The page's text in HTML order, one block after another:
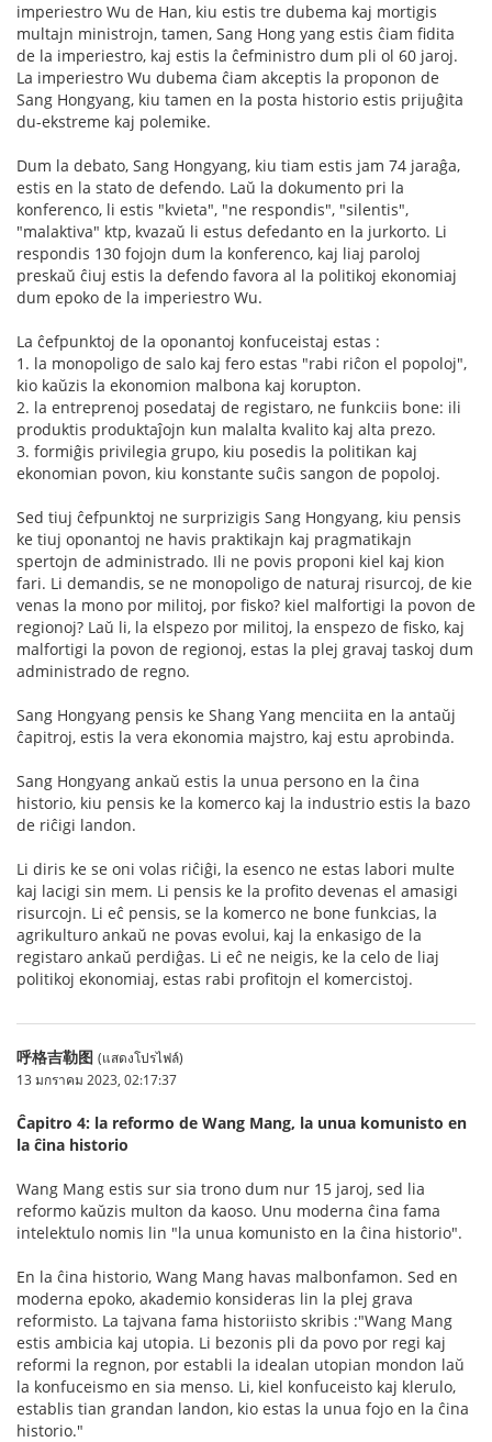
imperiestro Wu de Han, kiu estis tre dubema kaj mortigis
multajn ministrojn, tamen, Sang Hong yang estis ĉiam fidita
de la imperiestro, kaj estis la ĉefministro dum pli ol 60 jaroj.
La imperiestro Wu dubema ĉiam akceptis la proponon de
Sang Hongyang, kiu tamen en la posta historio estis prijuĝita
du-ekstreme kaj polemike.
Dum la debato, Sang Hongyang, kiu tiam estis jam 74 jaraĝa,
estis en la stato de defendo. Laŭ la dokumento pri la
konferenco, li estis "kvieta", "ne respondis", "silentis",
"malaktiva" ktp, kvazaŭ li estus defedanto en la jurkorto. Li
respondis 130 fojojn dum la konferenco, kaj liaj paroloj
preskaŭ ĉiuj estis la defendo favora al la politikoj ekonomiaj
dum epoko de la imperiestro Wu.
La ĉefpunktoj de la oponantoj konfuceistaj estas :
1. la monopoligo de salo kaj fero estas "rabi riĉon el popoloj",
kio kaŭzis la ekonomion malbona kaj korupton.
2. la entreprenoj posedataj de registaro, ne funkciis bone: ili
produktis produktaĵojn kun malalta kvalito kaj alta prezo.
3. formiĝis privilegia grupo, kiu posedis la politikan kaj
ekonomian povon, kiu konstante suĉis sangon de popoloj.
Sed tiuj ĉefpunktoj ne surprizigis Sang Hongyang, kiu pensis
ke tiuj oponantoj ne havis praktikajn kaj pragmatikajn
spertojn de administrado. Ili ne povis proponi kiel kaj kion
fari. Li demandis, se ne monopoligo de naturaj risurcoj, de kie
venas la mono por militoj, por fisko? kiel malfortigi la povon de
regionoj? Laŭ li, la elspezo por militoj, la enspezo de fisko, kaj
malfortigi la povon de regionoj, estas la plej gravaj taskoj dum
administrado de regno.
Sang Hongyang pensis ke Shang Yang menciita en la antaŭj
ĉapitroj, estis la vera ekonomia majstro, kaj estu aprobinda.
Sang Hongyang ankaŭ estis la unua persono en la ĉina
historio, kiu pensis ke la komerco kaj la industrio estis la bazo
de riĉigi landon.
Li diris ke se oni volas riĉiĝi, la esenco ne estas labori multe
kaj lacigi sin mem. Li pensis ke la profito devenas el amasigi
risurcojn. Li eĉ pensis, se la komerco ne bone funkcias, la
agrikulturo ankaŭ ne povas evolui, kaj la enkasigo de la
registaro ankaŭ perdiĝas. Li eĉ ne neigis, ke la celo de liaj
politikoj ekonomiaj, estas rabi profitojn el komercistoj.
呼格吉勒图 (แสดงโปรไฟล์)
13 มกราคม 2023, 02:17:37
Ĉapitro 4: la reformo de Wang Mang, la unua komunisto en
la ĉina historio
Wang Mang estis sur sia trono dum nur 15 jaroj, sed lia
reformo kaŭzis multon da kaoso. Unu moderna ĉina fama
intelektulo nomis lin "la unua komunisto en la ĉina historio".
En la ĉina historio, Wang Mang havas malbonfamon. Sed en
moderna epoko, akademio konsideras lin la plej grava
reformisto. La tajvana fama historiisto skribis :"Wang Mang
estis ambicia kaj utopia. Li bezonis pli da povo por regi kaj
reformi la regnon, por establi la idealan utopian mondon laŭ
la konfuceismo en sia menso. Li, kiel konfuceisto kaj klerulo,
establis tian grandan landon, kio estas la unua fojo en la ĉina
historio."